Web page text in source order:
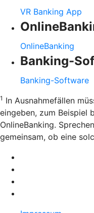
VR Banking App
OnlineBanking
Banking-
Banking-Software
1 In Ausnahmefällen
eingeben, zum Beispiel
OnlineBanking.
gemeinsam, ob eine